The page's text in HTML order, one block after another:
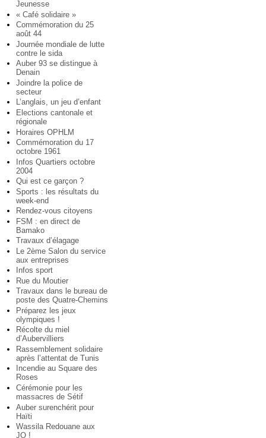
Jeunesse
« Café solidaire »
Commémoration du 25
août 44
Journée mondiale de lutte
contre le sida
Auber 93 se distingue à
Denain
Joindre la police de
secteur
L’anglais, un jeu d’enfant
Elections cantonale et
régionale
Horaires OPHLM
Commémoration du 17
octobre 1961
Infos Quartiers octobre
2004
Qui est ce garçon ?
Sports : les résultats du
week-end
Rendez-vous citoyens
FSM : en direct de
Bamako
Travaux d’élagage
Le 2ème Salon du service
aux entreprises
Infos sport
Rue du Moutier
Travaux dans le bureau de
poste des Quatre-Chemins
Préparez les jeux
olympiques !
Récolte du miel
d’Aubervilliers
Rassemblement solidaire
après l’attentat de Tunis
Incendie au Square des
Roses
Cérémonie pour les
massacres de Sétif
Auber surenchérit pour
Haïti
Wassila Redouane aux
JO !